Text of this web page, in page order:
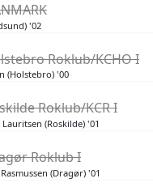
'02
Roklub/KCHO I
(Holstebro) '00
Roklub/KCR I
(Roskilde) '01
Roklub I
(Dragør) '01